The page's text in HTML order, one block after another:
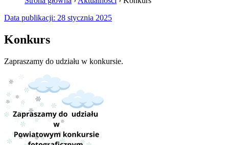
Data publikacji: 28 stycznia 2025
Konkurs
Zapraszamy do udziału w konkursie.